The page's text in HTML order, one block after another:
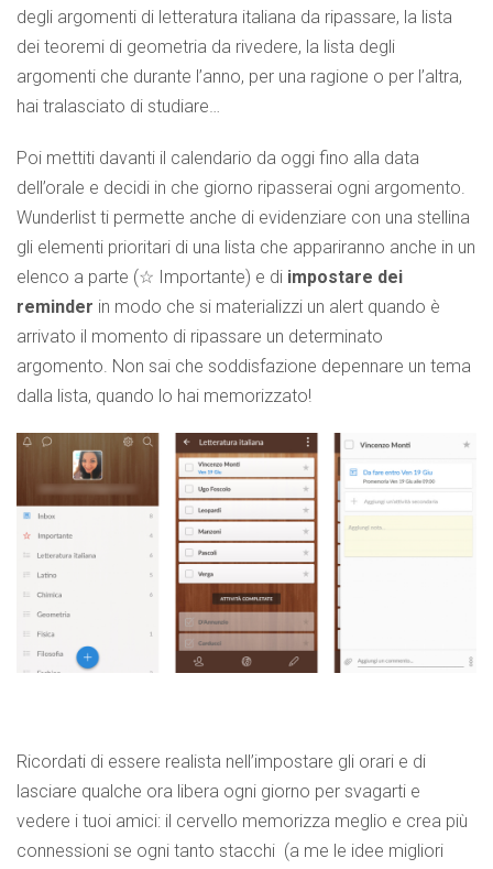
degli argomenti di letteratura italiana da ripassare, la lista
dei teoremi di geometria da rivedere, la lista degli
argomenti che durante l’anno, per una ragione o per l’altra,
hai tralasciato di studiare…
Poi mettiti davanti il calendario da oggi fino alla data
dell’orale e decidi in che giorno ripasserai ogni argomento.
Wunderlist ti permette anche di evidenziare con una stellina
gli elementi prioritari di una lista che appariranno anche in un
elenco a parte (☆ Importante) e di impostare dei
reminder in modo che si materializzi un alert quando è
arrivato il momento di ripassare un determinato
argomento. Non sai che soddisfazione depennare un tema
dalla lista, quando lo hai memorizzato!
Ricordati di essere realista nell’impostare gli orari e di
lasciare qualche ora libera ogni giorno per svagarti e
vedere i tuoi amici: il cervello memorizza meglio e crea più
connessioni se ogni tanto stacchi (a me le idee migliori